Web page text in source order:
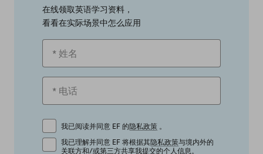
在线领取英语学习资料，
看看在实际场景中怎么应用
我已阅读并同意 EF 的隐私政策 。
我已理解并同意 EF 将根据其隐私政策与境内外的
关联方和/或第三方共享我提交的个人信息。